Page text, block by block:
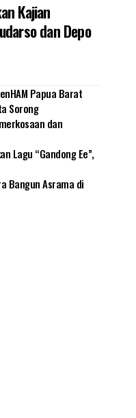
Kajian
dan Depo
Papua Barat
Sorong
dan
Lagu “Gandong Ee”,
Bangun Asrama di